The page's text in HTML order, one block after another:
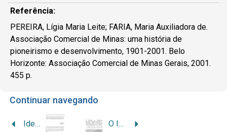
Referência:
PEREIRA, Lígia Maria Leite; FARIA, Maria Auxiliadora de.
Associação Comercial de Minas: uma história de
pioneirismo e desenvolvimento, 1901-2001. Belo
Horizonte: Associação Comercial de Minas Gerais, 2001.
455 p.
Continuar navegando
Identidade e bilinguismo em contexto de núcleo familiar de imigrantes italianos O Instituto do Patrimônio Histórico e Artístico Nacional e o patrimônio cultural dos imigrantes: o reconhecimento de novos sujeitos